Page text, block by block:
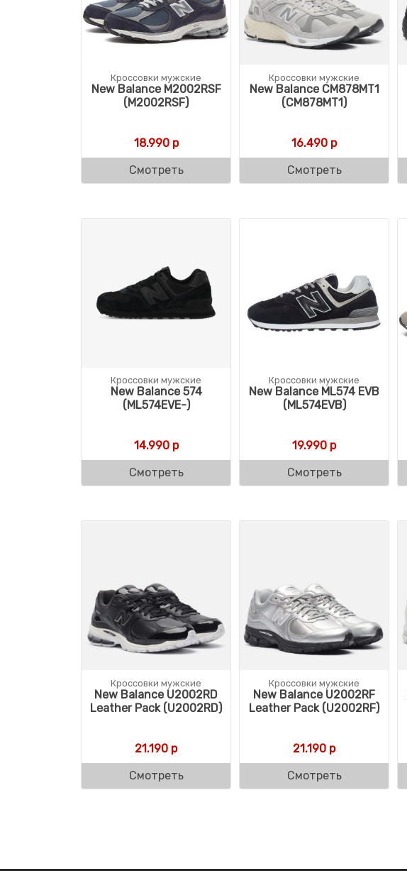
Кроссовки мужские
New Balance M2002RSF
(M2002RSF)
18.990р
Смотреть
Кроссовки мужские
New Balance CM878MT1
(CM878MT1)
16.490 р
Смотреть
Кроссовки мужские
New Balance 574
(ML574EVE-)
14.990р
Смотреть
Кроссовки мужские
New Balance ML574 EVB
(ML574EVB)
19.990 р
Смотреть
Кроссовки мужские
New Balance U2002RD
Leather Pack (U2002RD)
21.190 р
Смотреть
Кроссовки мужские
New Balance U2002RF
Leather Pack (U2002RF)
21.190 р
Смотреть